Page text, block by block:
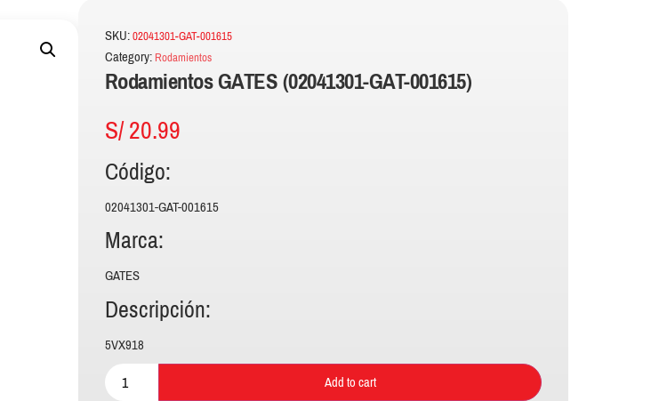
SKU:02041301-GAT-001615
Category: Rodamientos
Rodamientos GATES (02041301-GAT-001615)
S/20.99
Código:
02041301-GAT-001615
Marca:
GATES
Descripción:
5VX918
Add to cart